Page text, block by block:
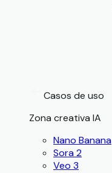
Casos de uso
Zona creativa IA
Nano Banana
Sora 2
Veo 3